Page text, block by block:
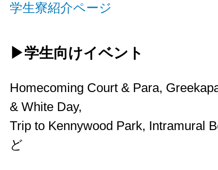
学生寮紹介ページ
▶学生向けイベント
Homecoming Court & Para,
& White Day,
Trip to Kennywood Park, Intramural
ど